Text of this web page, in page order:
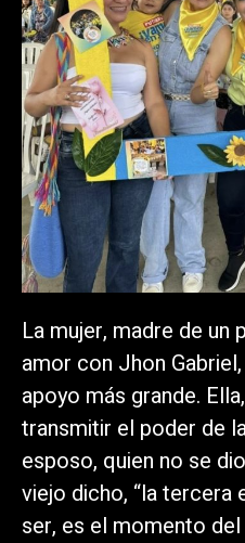
La mujer, madre de
amor con Jhon
apoyo más grande.
transmitir el poder de
esposo, quien no se
viejo dicho, “la tercera
ser, es el momento